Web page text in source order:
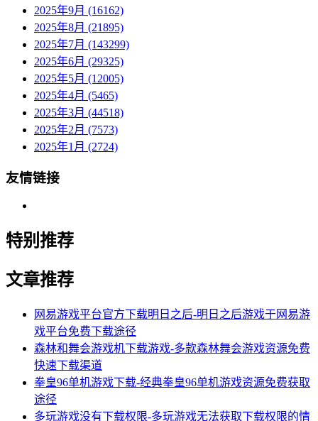
2025年9月 (16162)
2025年8月 (21895)
2025年7月 (143299)
2025年6月 (29325)
2025年5月 (12005)
2025年4月 (5465)
2025年3月 (44518)
2025年2月 (7573)
2025年1月 (2724)
友情链接
特别推荐
文章推荐
网易游戏平台官方下载明日之后-明日之后游戏于网易游
戏平台免费下载途径
森林和舞会游戏机下载游戏-多款森林舞会游戏资源免费
快速下载渠道
拳皇96单机游戏下载-经典拳皇96单机游戏资源免费获取
途径
多玩游戏没有下载权限-多玩游戏无法获取下载权限的情